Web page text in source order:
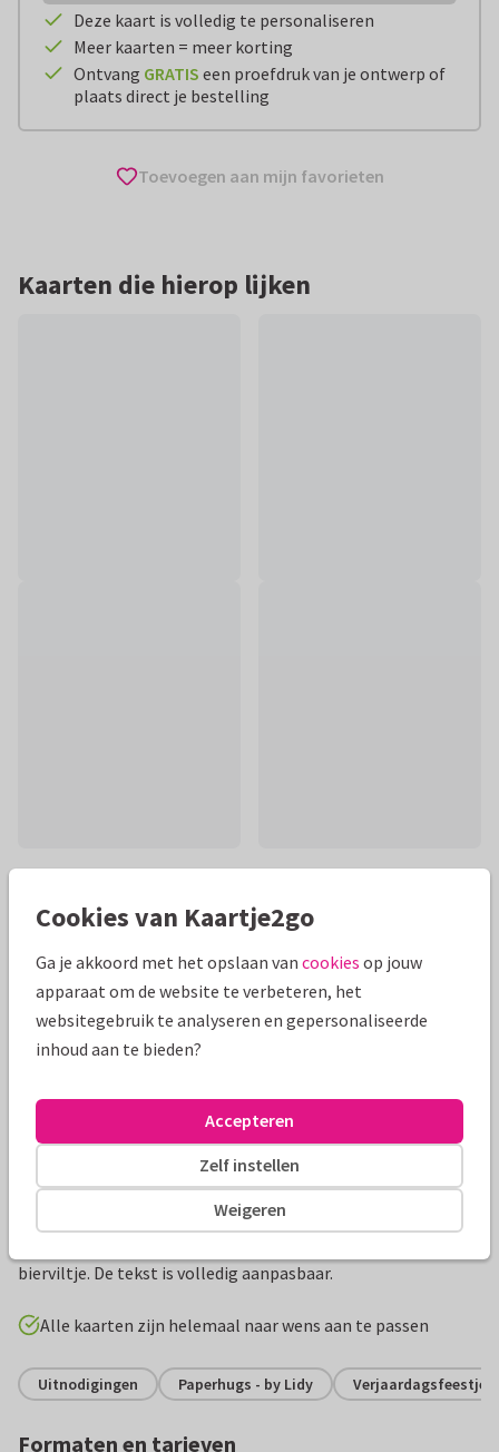
Deze kaart is volledig te personaliseren
Meer kaarten = meer korting
Ontvang GRATIS een proefdruk van je ontwerp of
plaats direct je bestelling
Toevoegen aan mijn favorieten
Kaarten die hierop lijken
Mooie extra's bij je kaart
bierviltje. De tekst is volledig aanpasbaar.
Alle kaarten zijn helemaal naar wens aan te passen
Uitnodigingen Paperhugs - by Lidy Verjaardagsfeestje
Formaten en tarieven
Cookies van Kaartje2go
Ga je akkoord met het opslaan van cookies op jouw
apparaat om de website te verbeteren, het
websitegebruik te analyseren en gepersonaliseerde
inhoud aan te bieden?
Weigeren
Zelf instellen
Accepteren